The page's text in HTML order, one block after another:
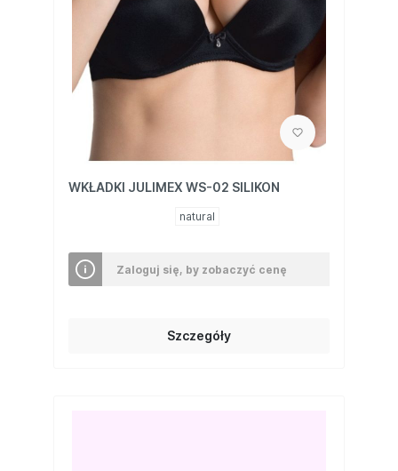
WKŁADKI JULIMEX WS-02 SILIKON
natural
Zaloguj się, by zobaczyć cenę
Szczegóły